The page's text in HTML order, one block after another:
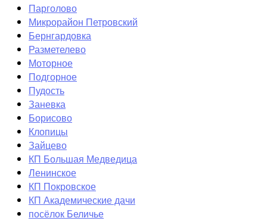
Парголово
Микрорайон Петровский
Бернгардовка
Разметелево
Моторное
Подгорное
Пудость
Заневка
Борисово
Клопицы
Зайцево
КП Большая Медведица
Ленинское
КП Покровское
КП Академические дачи
посёлок Беличье